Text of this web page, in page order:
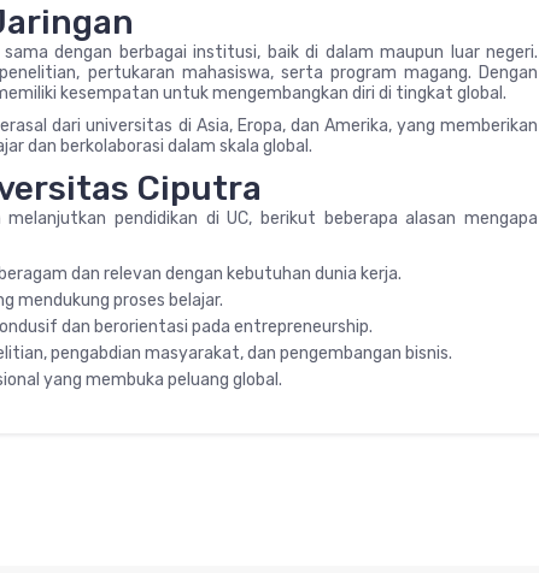
dengan berbagai institusi, baik di dalam maupun luar negeri.
pertukaran mahasiswa, serta program magang. Dengan
kesempatan untuk mengembangkan diri di tingkat global.
dari universitas di Asia, Eropa, dan Amerika, yang memberikan
dan berkolaborasi dalam skala global.
Ciputra
pendidikan di UC, berikut beberapa alasan mengapa
dan relevan dengan kebutuhan dunia kerja.
mendukung proses belajar.
dan berorientasi pada entrepreneurship.
pengabdian masyarakat, dan pengembangan bisnis.
yang membuka peluang global.